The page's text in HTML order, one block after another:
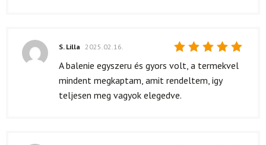
Értékelés:
/ 5
S. Lilla 2025.02.16.
A balenie egyszeru és gyors volt, a termekvel
mindent megkaptam, amit rendeltem, igy
teljesen meg vagyok elegedve.